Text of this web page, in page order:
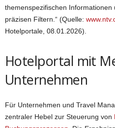
themenspezifischen
präzisen Filtern.“ (Quelle:
Hotelportale, 08.01.2026).
Hotelportal mit
Unternehmen
Für Unternehmen und Travel
zentraler Hebel zur Steuerung von